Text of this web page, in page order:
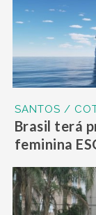
SANTOS /
Brasil terá
feminina